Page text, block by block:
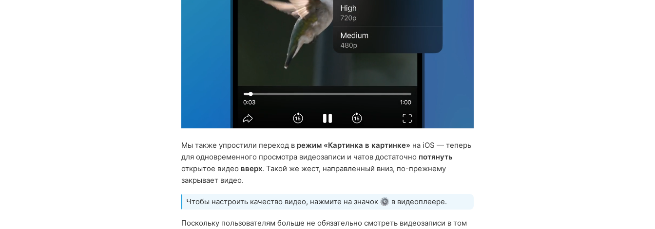
Мы также упростили переход в режим «Картинка в картинке» на iOS — теперь
для одновременного просмотра видеозаписи и чатов достаточно потянуть
открытое видео вверх. Такой же жест, направленный вниз, по-прежнему
закрывает видео.
Чтобы настроить качество видео, нажмите на значок в видеоплеере.
Поскольку пользователям больше не обязательно смотреть видеозаписи в том